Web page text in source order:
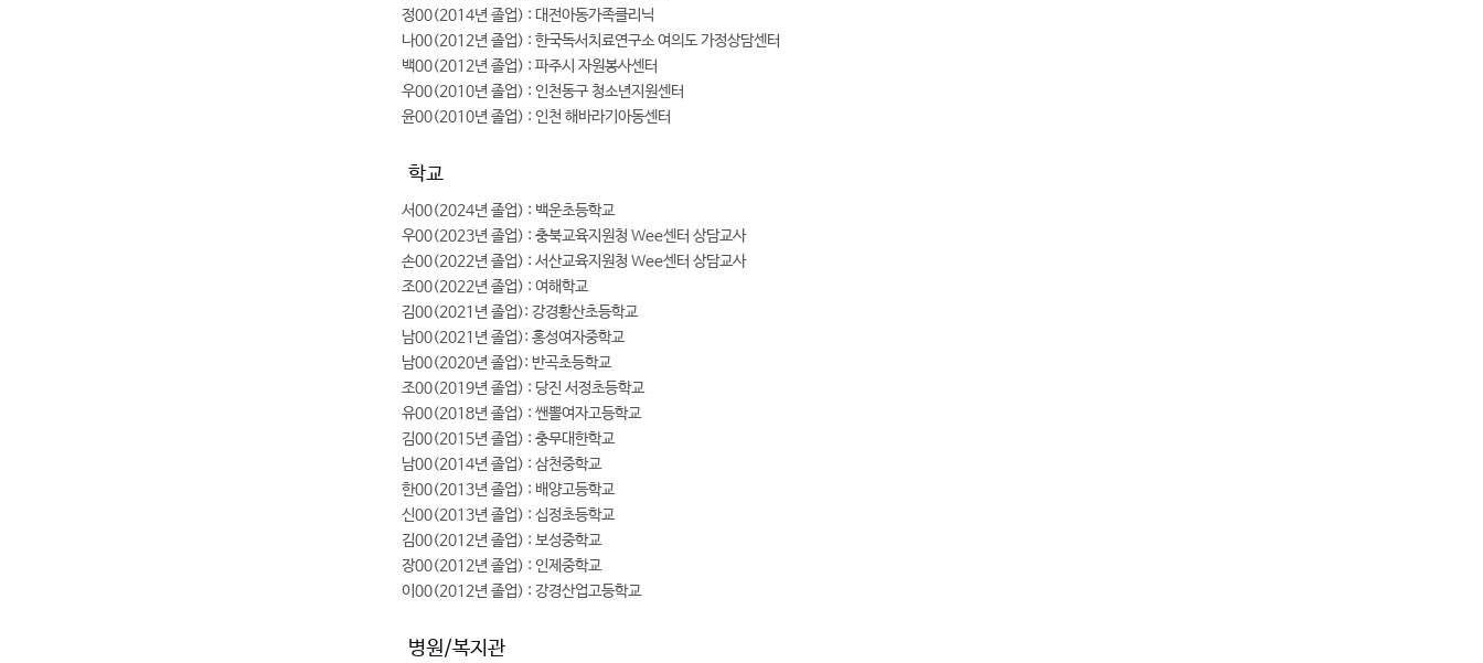
정00(2014년 졸업) : 대전아동가족클리닉
나00(2012년 졸업) : 한국독서치료연구소 여의도 가정상담센터
백00(2012년 졸업) : 파주시 자원봉사센터
우00(2010년 졸업) : 인천동구 청소년지원센터
윤00(2010년 졸업) : 인천 해바라기아동센터
학교
서00(2024년 졸업) : 백운초등학교
우00(2023년 졸업) : 충북교육지원청 Wee센터 상담교사
손00(2022년 졸업) : 서산교육지원청 Wee센터 상담교사
조00(2022년 졸업) : 여해학교
김00(2021년 졸업): 강경황산초등학교
남00(2021년 졸업): 홍성여자중학교
남00(2020년 졸업): 반곡초등학교
조00(2019년 졸업) : 당진 서정초등학교
유00(2018년 졸업) : 쌘뽈여자고등학교
김00(2015년 졸업) : 충무대한학교
남00(2014년 졸업) : 삼천중학교
한00(2013년 졸업) : 배양고등학교
신00(2013년 졸업) : 십정초등학교
김00(2012년 졸업) : 보성중학교
장00(2012년 졸업) : 인제중학교
이00(2012년 졸업) : 강경산업고등학교
병원/복지관